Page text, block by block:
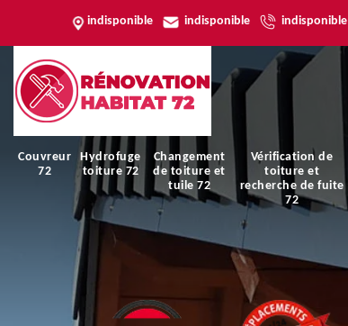
indisponible indisponible indisponible
Couvreur
72
Hydrofuge
toiture 72
Changement
de toiture et
tuile 72
Vérification de
toiture et
recherche de fuite
72